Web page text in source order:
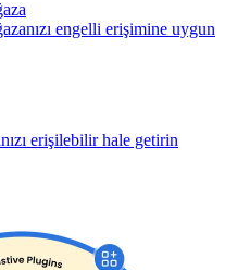
engelli erişimine uygun
erişilebilir hale getirin